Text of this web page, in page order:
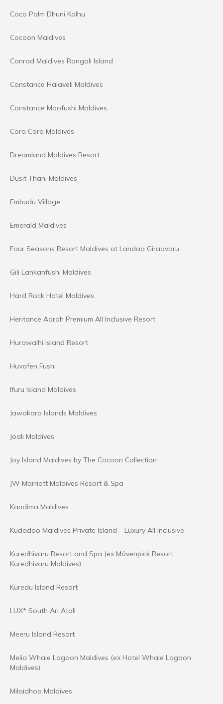
Coco Palm Dhuni Kolhu
Cocoon Maldives
Conrad Maldives Rangali Island
Constance Halaveli Maldives
Constance Moofushi Maldives
Cora Cora Maldives
Dreamland Maldives Resort
Dusit Thani Maldives
Embudu Village
Emerald Maldives
Four Seasons Resort Maldives at Landaa Giraavaru
Gili Lankanfushi Maldives
Hard Rock Hotel Maldives
Heritance Aarah Premium All Inclusive Resort
Hurawalhi Island Resort
Huvafen Fushi
Ifuru Island Maldives
Jawakara Islands Maldives
Joali Maldives
Joy Island Maldives by The Cocoon Collection
JW Marriott Maldives Resort & Spa
Kandima Maldives
Kudadoo Maldives Private Island – Luxury All Inclusive
Kuredhivaru Resort and Spa (ex Mövenpick Resort
Kuredhivaru Maldives)
Kuredu Island Resort
LUX* South Ari Atoll
Meeru Island Resort
Melia Whale Lagoon Maldives (ex Hotel Whale Lagoon
Maldives)
Milaidhoo Maldives